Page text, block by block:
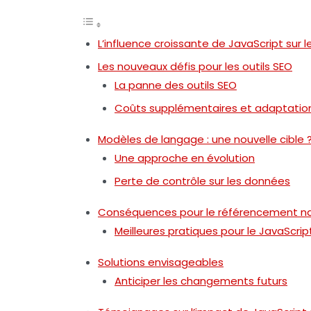
L’influence croissante de JavaScript sur
Les nouveaux défis pour les outils SEO
La panne des outils SEO
Coûts supplémentaires et
Modèles de langage : une nouvelle cible ?
Une approche en évolution
Perte de contrôle sur les données
Conséquences pour le référencement
Meilleures pratiques pour le
Solutions envisageables
Anticiper les changements futurs